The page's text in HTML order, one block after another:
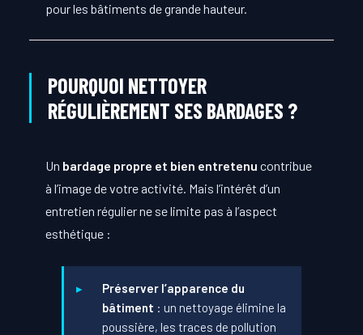
pour les bâtiments de grande hauteur.
POURQUOI NETTOYER
RÉGULIÈREMENT SES BARDAGES ?
Un bardage propre et bien entretenu contribue
à l’image de votre activité. Mais l’intérêt d’un
entretien régulier ne se limite pas à l’aspect
esthétique :
Préserver l’apparence du
bâtiment : un nettoyage élimine la
poussière, les traces de pollution